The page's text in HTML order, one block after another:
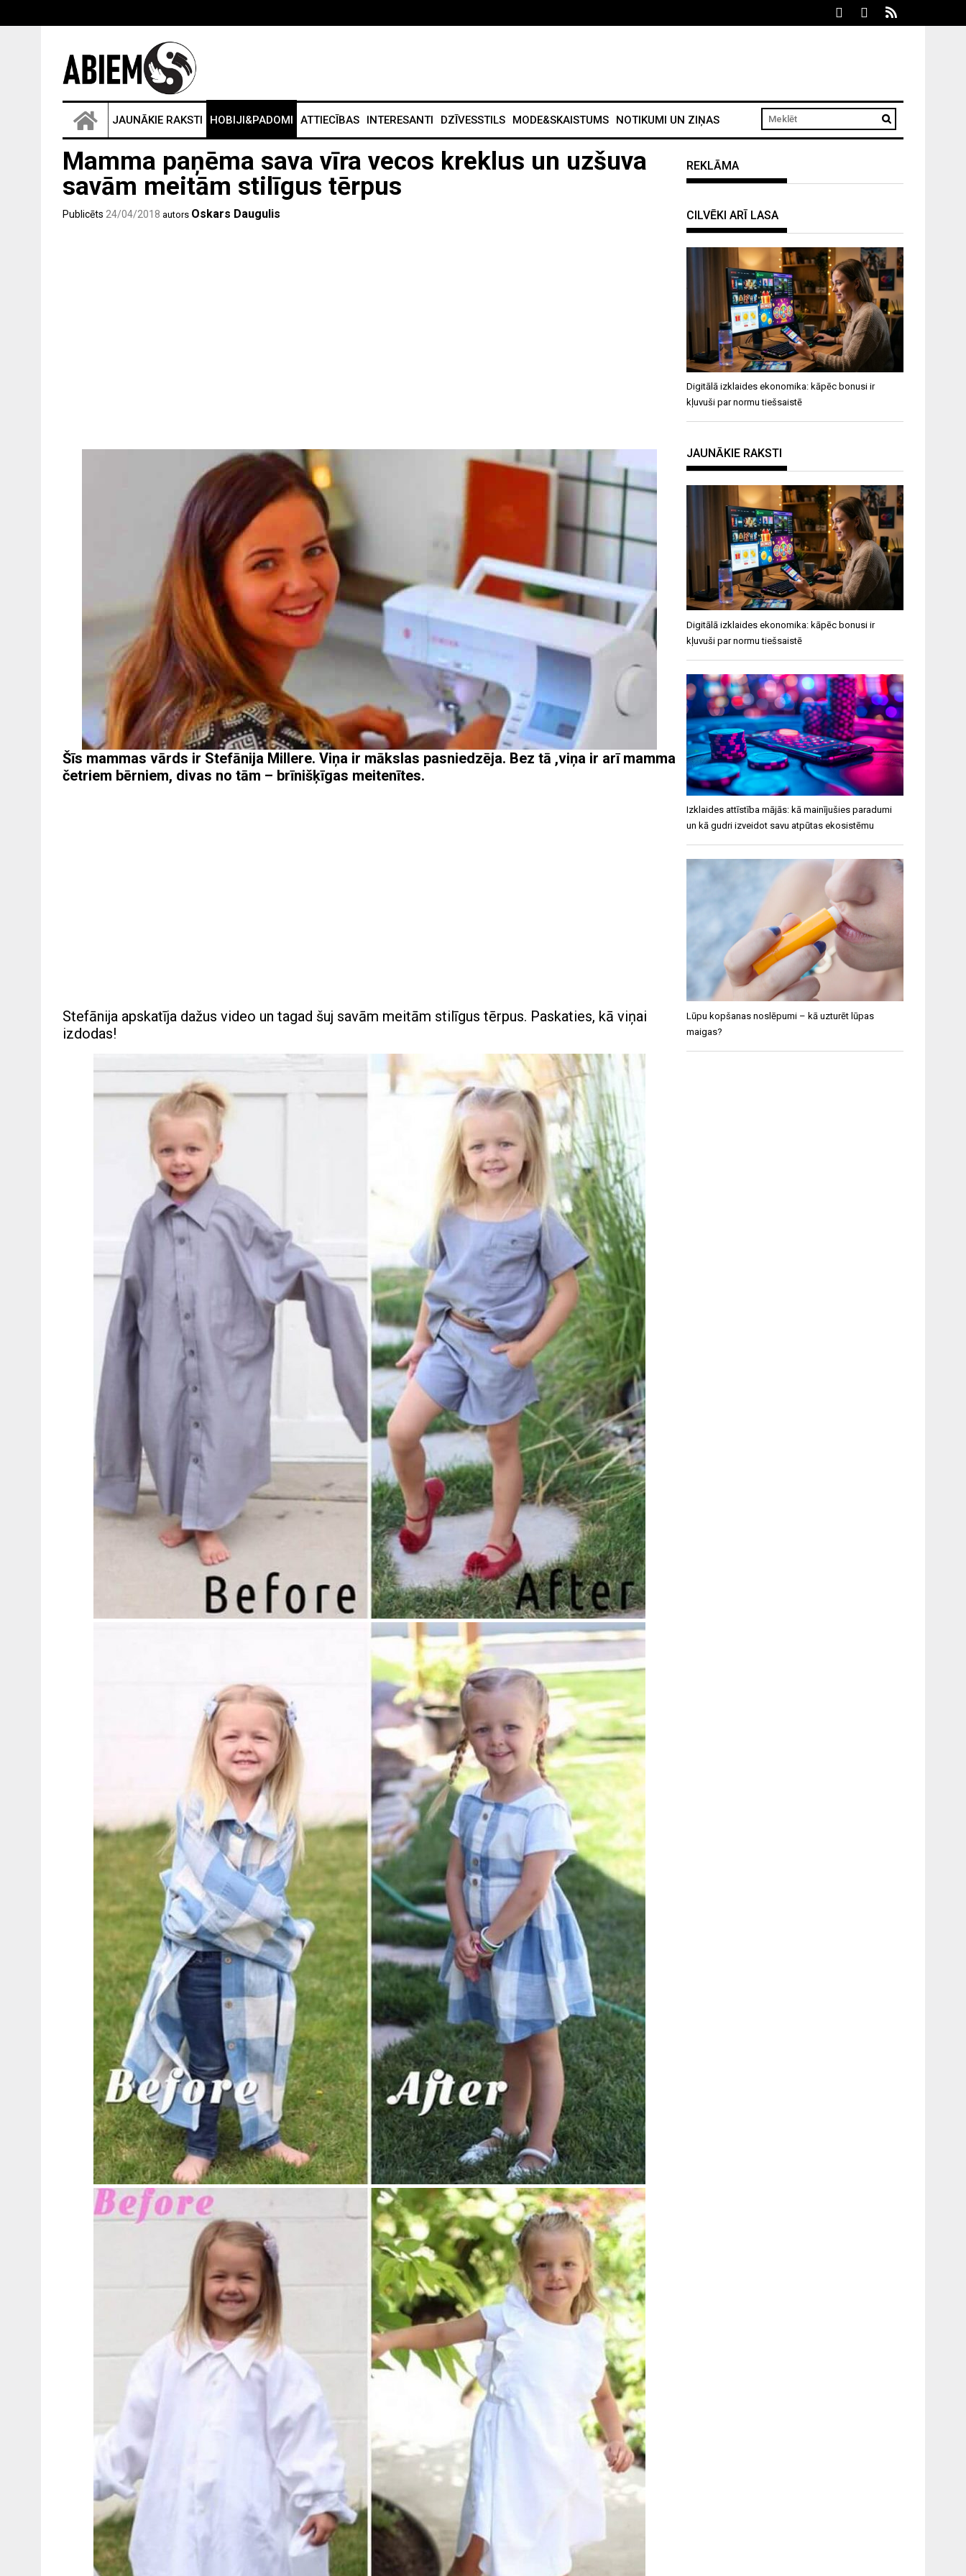
JAUNĀKIE RAKSTI HOBIJI&PADOMI ATTIECĪBAS INTERESANTI DZĪVESSTILS MODE&SKAISTUMS NOTIKUMI UN ZIŅAS
Mamma paņēma sava vīra vecos kreklus un uzšuva
savām meitām stilīgus tērpus
Publicēts 24/04/2018 autors Oskars Daugulis
Šīs mammas vārds ir Stefānija Millere. Viņa ir mākslas pasniedzēja. Bez tā ,viņa ir arī mamma
četriem bērniem, divas no tām – brīnišķīgas meitenītes.
Stefānija apskatīja dažus video un tagad šuj savām meitām stilīgus tērpus. Paskaties, kā viņai
izdodas!
REKLĀMA
CILVĒKI ARĪ LASA
Digitālā izklaides ekonomika: kāpēc bonusi ir
kļuvuši par normu tiešsaistē
JAUNĀKIE RAKSTI
Digitālā izklaides ekonomika: kāpēc bonusi ir
kļuvuši par normu tiešsaistē
Izklaides attīstība mājās: kā mainījušies paradumi
un kā gudri izveidot savu atpūtas ekosistēmu
Lūpu kopšanas noslēpumi – kā uzturēt lūpas
maigas?